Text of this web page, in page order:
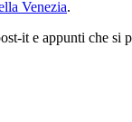
Venezia.
it e appunti che si